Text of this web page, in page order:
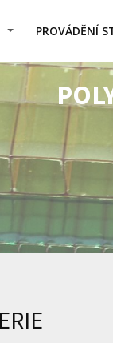
PROVÁDĚNÍ